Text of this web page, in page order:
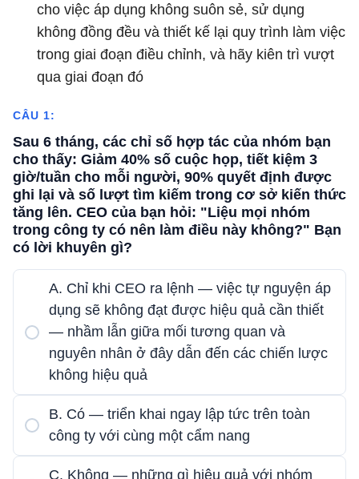
cho việc áp dụng không suôn sẻ, sử dụng
không đồng đều và thiết kế lại quy trình làm việc
trong giai đoạn điều chỉnh, và hãy kiên trì vượt
qua giai đoạn đó
CÂU 1:
Sau 6 tháng, các chỉ số hợp tác của nhóm bạn
cho thấy: Giảm 40% số cuộc họp, tiết kiệm 3
giờ/tuần cho mỗi người, 90% quyết định được
ghi lại và số lượt tìm kiếm trong cơ sở kiến ​​thức
tăng lên. CEO của bạn hỏi: "Liệu mọi nhóm
trong công ty có nên làm điều này không?" Bạn
có lời khuyên gì?
A. Chỉ khi CEO ra lệnh — việc tự nguyện áp
dụng sẽ không đạt được hiệu quả cần thiết
— nhầm lẫn giữa mối tương quan và
nguyên nhân ở đây dẫn đến các chiến lược
không hiệu quả
B. Có — triển khai ngay lập tức trên toàn
công ty với cùng một cẩm nang
C. Không — những gì hiệu quả với nhóm